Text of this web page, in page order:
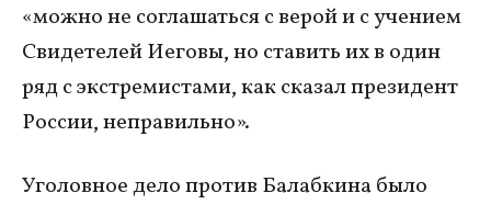
«можно не соглашаться с верой и с учением
Свидетелей Иеговы, но ставить их в один
ряд с экстремистами, как сказал президент
России, неправильно».
Уголовное дело против Балабкина было